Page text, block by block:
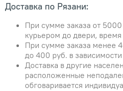
Доставка по Рязани:
При сумме заказа от 5000
курьером до двери,
При сумме заказа менее
до 400 руб. в
Доставка в другие
расположенные
обговаривается